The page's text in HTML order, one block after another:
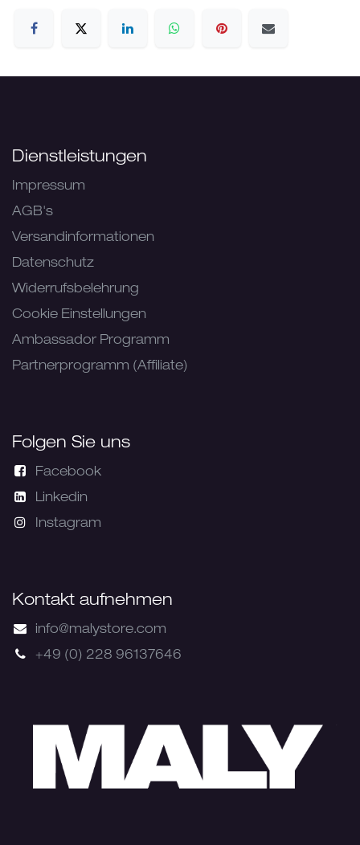
Dienstleistungen
Impressum
AGB's
Versandinformationen
Datenschutz
Widerrufsbelehrung
Cookie Einstellungen
Ambassador Programm
Partnerprogramm (Affiliate)
Folgen Sie uns
Facebook
Linkedin
Instagram
Kontakt aufnehmen
info@malystore.com
+49 (0) 228 96137646